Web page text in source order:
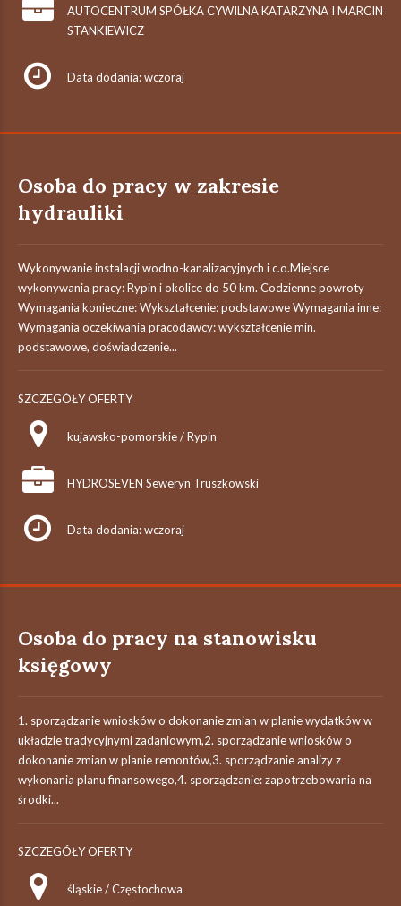
AUTOCENTRUM SPÓŁKA CYWILNA KATARZYNA I MARCIN
STANKIEWICZ
Data dodania: wczoraj
Osoba do pracy w zakresie
hydrauliki
Wykonywanie instalacji wodno-kanalizacyjnych i c.o.Miejsce
wykonywania pracy: Rypin i okolice do 50 km. Codzienne powroty
Wymagania konieczne: Wykształcenie: podstawowe Wymagania inne:
Wymagania oczekiwania pracodawcy: wykształcenie min.
podstawowe, doświadczenie...
SZCZEGÓŁY OFERTY
kujawsko-pomorskie / Rypin
HYDROSEVEN Seweryn Truszkowski
Data dodania: wczoraj
Osoba do pracy na stanowisku
księgowy
1. sporządzanie wniosków o dokonanie zmian w planie wydatków w
układzie tradycyjnymi zadaniowym,2. sporządzanie wniosków o
dokonanie zmian w planie remontów,3. sporządzanie analizy z
wykonania planu finansowego,4. sporządzanie: zapotrzebowania na
środki...
SZCZEGÓŁY OFERTY
śląskie / Częstochowa